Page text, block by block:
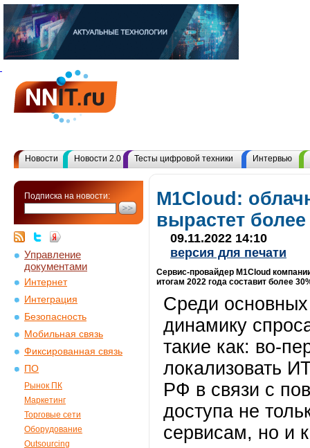
Новости Новости 2.0 Тесты цифровой техники Интервью
Подписка на новости:
Управление
документами
Интернет
Интеграция
Безопасность
Мобильная связь
Фиксированная связь
ПО
Рынок ПК
Маркетинг
Торговые сети
Оборудование
Outsourcing
M1Cloud:
вырастет
09.11.2022 14:10
версия для печати
Сервис-провайдер M1Cloud
итогам 2022 года составит более
Среди
динамику
такие как: во-
локализовать
РФ в связи с
доступа не
сервисам, но и